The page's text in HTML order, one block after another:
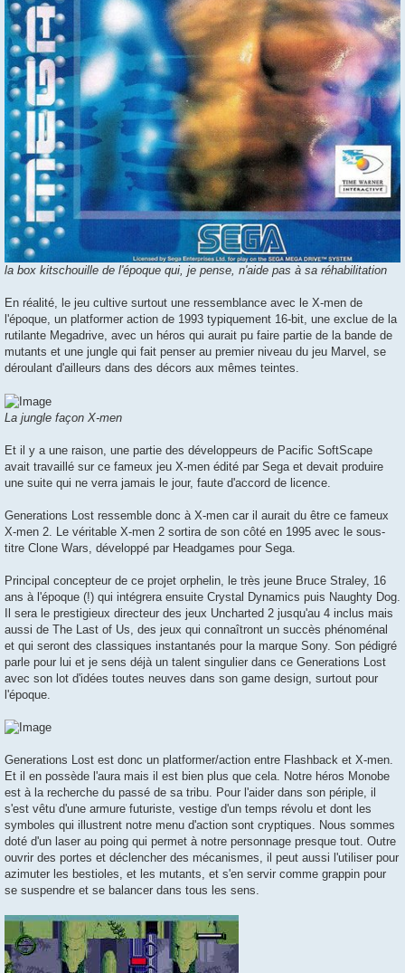
la box kitschouille de l'époque qui, je pense, n'aide pas à sa réhabilitation
En réalité, le jeu cultive surtout une ressemblance avec le X-men de
l'époque, un platformer action de 1993 typiquement 16-bit, une exclue de la
rutilante Megadrive, avec un héros qui aurait pu faire partie de la bande de
mutants et une jungle qui fait penser au premier niveau du jeu Marvel, se
déroulant d'ailleurs dans des décors aux mêmes teintes.
La jungle façon X-men
Et il y a une raison, une partie des développeurs de Pacific SoftScape
avait travaillé sur ce fameux jeu X-men édité par Sega et devait produire
une suite qui ne verra jamais le jour, faute d'accord de licence.
Generations Lost ressemble donc à X-men car il aurait du être ce fameux
X-men 2. Le véritable X-men 2 sortira de son côté en 1995 avec le sous-
titre Clone Wars, développé par Headgames pour Sega.
Principal concepteur de ce projet orphelin, le très jeune Bruce Straley, 16
ans à l'époque (!) qui intégrera ensuite Crystal Dynamics puis Naughty Dog.
Il sera le prestigieux directeur des jeux Uncharted 2 jusqu'au 4 inclus mais
aussi de The Last of Us, des jeux qui connaîtront un succès phénoménal
et qui seront des classiques instantanés pour la marque Sony. Son pédigré
parle pour lui et je sens déjà un talent singulier dans ce Generations Lost
avec son lot d'idées toutes neuves dans son game design, surtout pour
l'époque.
Generations Lost est donc un platformer/action entre Flashback et X-men.
Et il en possède l'aura mais il est bien plus que cela. Notre héros Monobe
est à la recherche du passé de sa tribu. Pour l'aider dans son périple, il
s'est vêtu d'une armure futuriste, vestige d'un temps révolu et dont les
symboles qui illustrent notre menu d'action sont cryptiques. Nous sommes
doté d'un laser au poing qui permet à notre personnage presque tout. Outre
ouvrir des portes et déclencher des mécanismes, il peut aussi l'utiliser pour
azimuter les bestioles, et les mutants, et s'en servir comme grappin pour
se suspendre et se balancer dans tous les sens.